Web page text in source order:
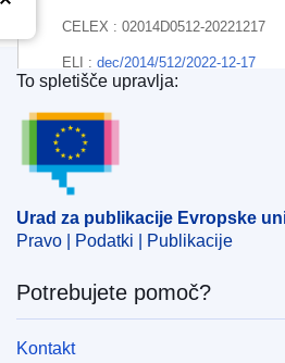
CELEX : 02014D0512-20221217
ELI : dec/2014/512/2022-12-17
EDITION : c1ccea8a-7afd-11ed-
EDITION : e9340ada-5132-11ed-
EDITION : 4e7e2252-19d9-11ed-
EDITION : 5ab9ce40-1285-11ed-
EDITION : c228cf67-e735-11ec-
Urad za publikacije
To spletišče upravlja:
Urad za publikacije Evropske
Pravo | Podatki | Publikacije
Potrebujete pomoč?
Kontakt